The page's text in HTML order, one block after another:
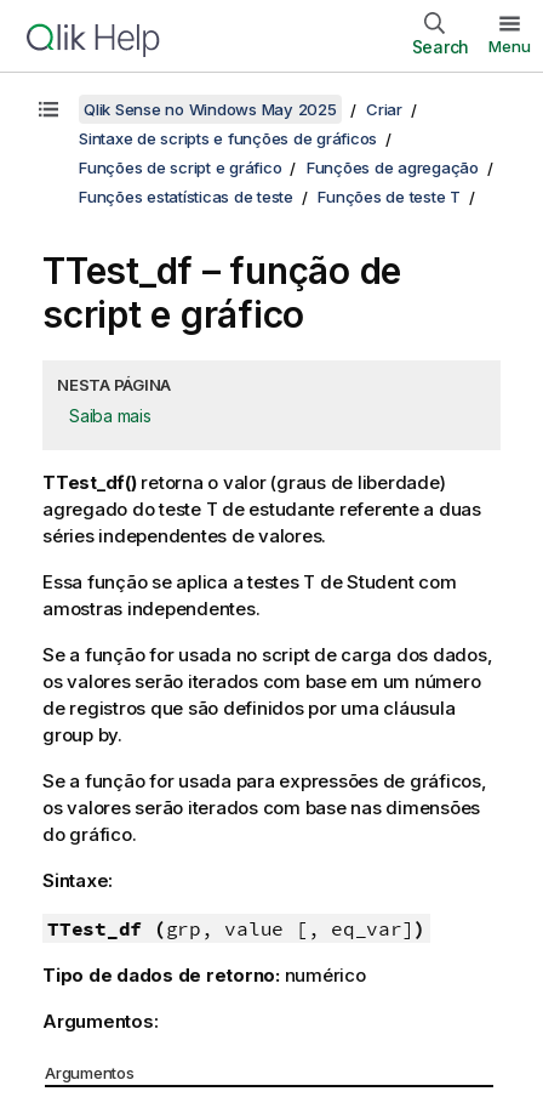
Search Menu
Qlik Sense no Windows May 2025
Criar
Sintaxe de scripts e funções de gráficos
Funções de script e gráfico
Funções de agregação
Funções estatísticas de teste
Funções de teste T
TTest_df – função de
script e gráfico
NESTA PÁGINA
Saiba mais
TTest_df()retorna o valor (graus de liberdade)
agregado do teste T de estudante referente a duas
séries independentes de valores.
Essa função se aplica a testes T de Student com
amostras independentes.
Se a função for usada no script de carga dos dados,
os valores serão iterados com base em um número
de registros que são definidos por uma cláusula
group by.
Se a função for usada para expressões de gráficos,
os valores serão iterados com base nas dimensões
do gráfico.
Sintaxe:
TTest_df (grp, value [, eq_var] )
Tipo de dados de retorno: numérico
Argumentos:
Argumentos